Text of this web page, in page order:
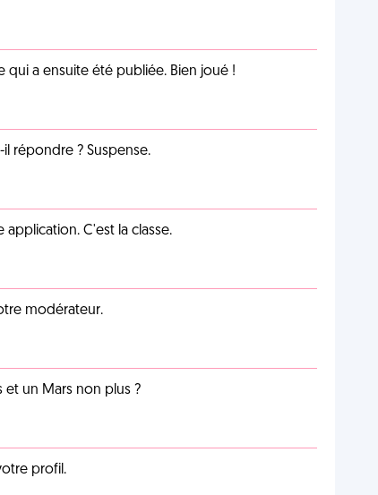
qui a ensuite été publiée. Bien joué !
répondre ? Suspense.
C'est la classe.
modérateur.
et un Mars non plus ?
profil.